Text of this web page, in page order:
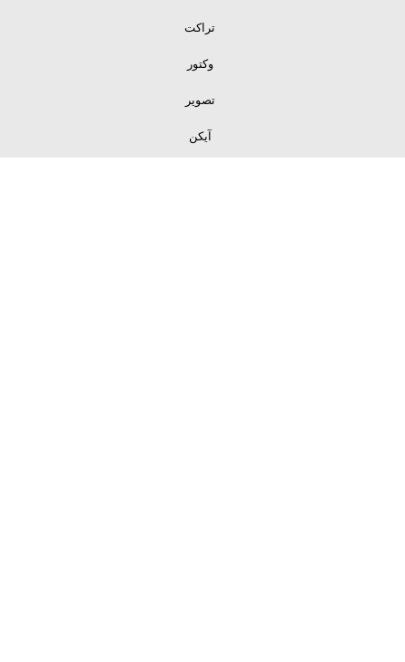
تراکت
وکتور
تصویر
آیکن